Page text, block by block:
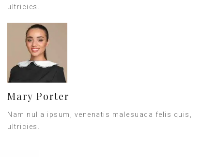
ultricies.
Mary Porter
Nam nulla ipsum, venenatis malesuada felis quis,
ultricies.